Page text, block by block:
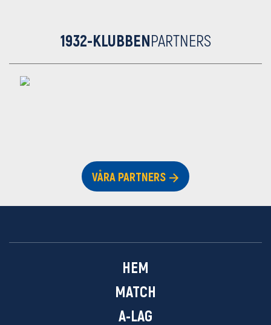
1932-KLUBBENPARTNERS
VÅRA PARTNERS
HEM
MATCH
A-LAG